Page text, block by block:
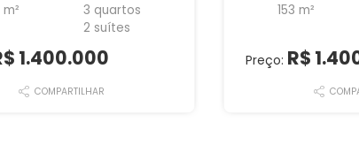
m²
3 quartos
2 suítes
1.400.000
COMPARTILHAR
153 m²
Preço: R$